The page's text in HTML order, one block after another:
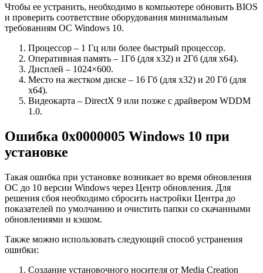
Чтобы ее устранить, необходимо в компьютере обновить BIOS
и проверить соответствие оборудования минимальным
требованиям ОС Windows 10.
Процессор – 1 Гц или более быстрый процессор.
Оперативная память – 1Гб (для x32) и 2Гб (для x64).
Дисплей – 1024×600.
Место на жестком диске – 16 Гб (для x32) и 20 Гб (для
x64).
Видеокарта – DirectX 9 или позже с драйвером WDDM
1.0.
Ошибка 0x0000005 Windows 10 при
установке
Такая ошибка при установке возникает во время обновления
ОС до 10 версии Windows через Центр обновления. Для
решения сбоя необходимо сбросить настройки Центра до
показателей по умолчанию и очистить папки со скачанными
обновлениями и кэшом.
Также можно использовать следующий способ устранения
ошибки:
Создание установочного носителя от Media Creation